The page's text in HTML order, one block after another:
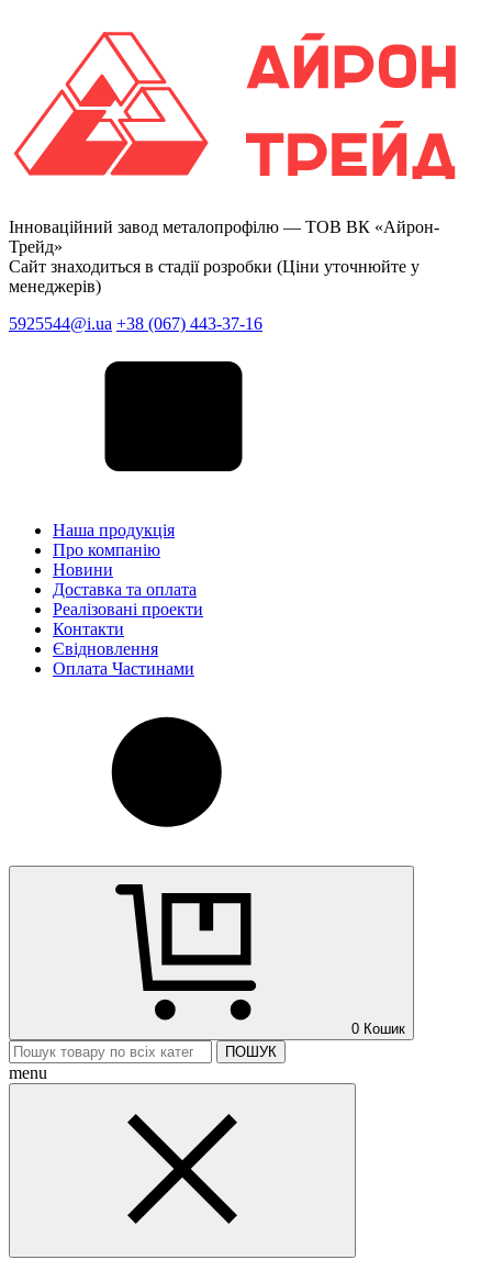
Інноваційний завод металопрофілю — ТОВ ВК «Айрон-
Трейд»
Сайт знаходиться в стадії розробки (Ціни уточнюйте у
менеджерів)
5925544@i.ua +38 (067) 443-37-16
Наша продукція
Про компанію
Новини
Доставка та оплата
Реалізовані проекти
Контакти
Євідновлення
Оплата Частинами
0 Кошик
ПОШУК
menu